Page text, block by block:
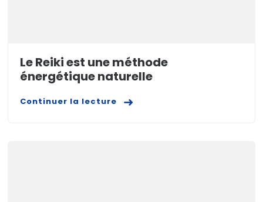
Le Reiki est une méthode
énergétique naturelle
Continuer la lecture